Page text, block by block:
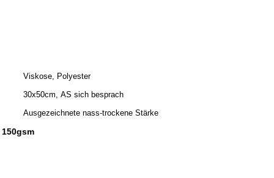
Viskose, Polyester
30x50cm, AS sich besprach
Ausgezeichnete nass-trockene Stärke